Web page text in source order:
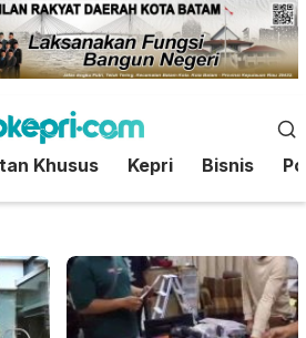
Khusus Kepri Bisnis